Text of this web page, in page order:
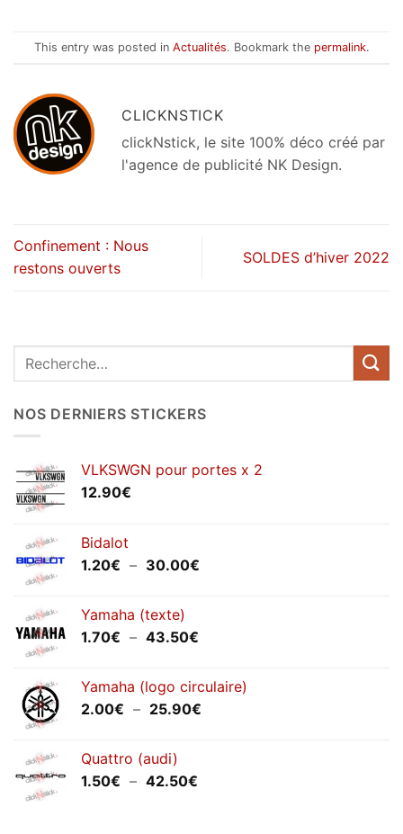
Recherche
NOS DERNIERS STICKERS
VLKSWGN pour portes x 2
12.90€
Bidalot
1.20€ – 30.00€
Yamaha (texte)
1.70€ – 43.50€
1.70€
à
Yamaha (logo circulaire)
2.00€ – 25.90€
Quattro (audi)
1.50€ – 42.50€
This entry was posted in Actualités. Bookmark the permalink.
CLICKNSTICK
clickNstick, le site 100% déco créé par
l'agence de publicité NK Design.
Confinement : Nous
restons ouverts
SOLDES d’hiver 2022